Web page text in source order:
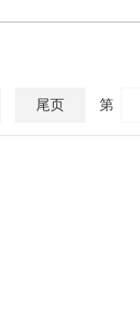
尾页 第